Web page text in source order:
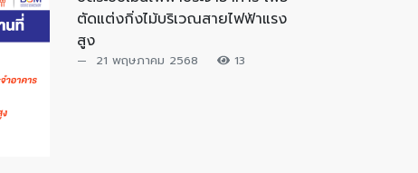
ตัดแต่งกิ่งไม้บริเวณสายไฟฟ้าแรง
สูง
21 พฤษภาคม 2568 13